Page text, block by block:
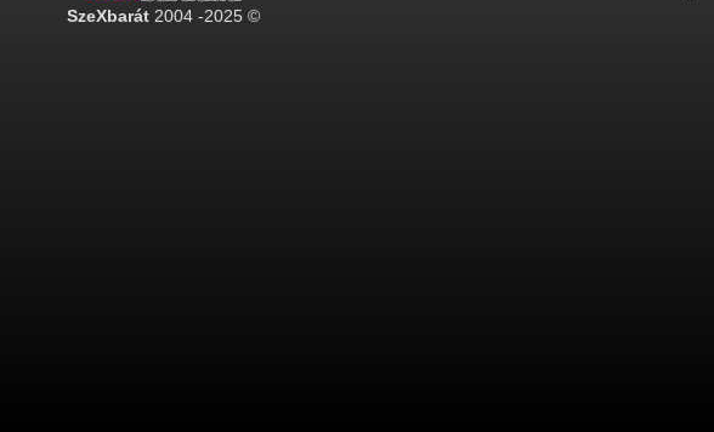
SzeXbarát 2004 -2025 ©